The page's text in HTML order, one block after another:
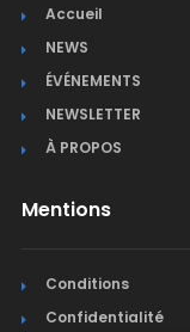
Accueil
NEWS
ÉVÉNEMENTS
NEWSLETTER
À PROPOS
Mentions
Conditions
Confidentialité